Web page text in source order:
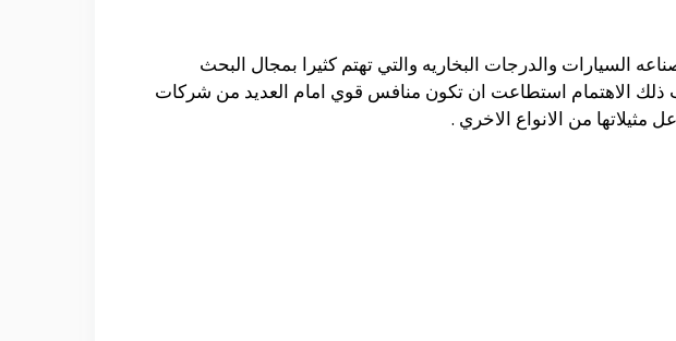
السيارات والدرجات البخاريه والتي تهتم كثيرا بمجال البحث
ذلك الاهتمام استطاعت ان تكون منافس قوي امام العديد من شركات
من الانواع الاخري .